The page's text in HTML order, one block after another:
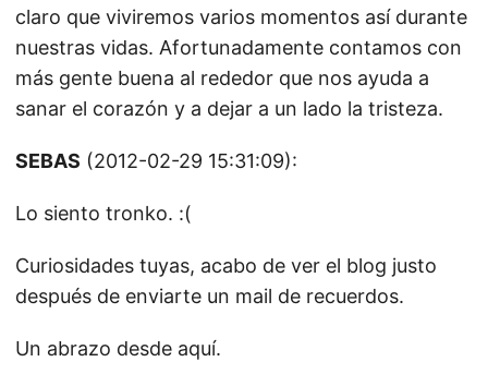
claro que viviremos varios momentos así durante
nuestras vidas. Afortunadamente contamos con
más gente buena al rededor que nos ayuda a
sanar el corazón y a dejar a un lado la tristeza.
SEBAS (2012-02-29 15:31:09):
Lo siento tronko. :(
Curiosidades tuyas, acabo de ver el blog justo
después de enviarte un mail de recuerdos.
Un abrazo desde aquí.